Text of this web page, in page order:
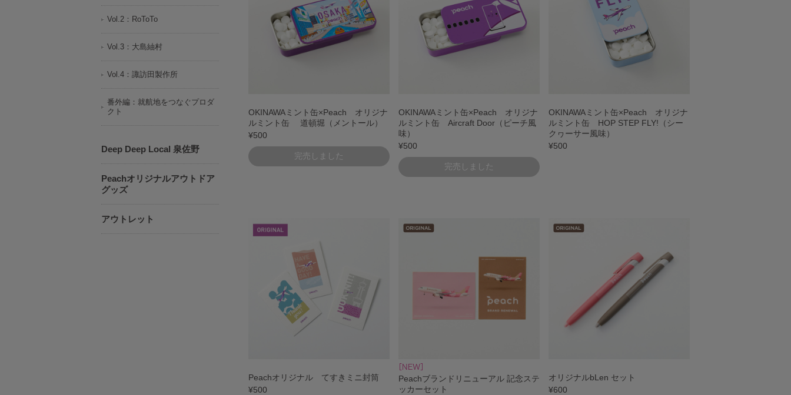
Vol.2：RoToTo
Vol.3：大島紬村
Vol.4：諏訪田製作所
番外編：就航地をつなぐプロダ
クト
Deep Deep Local 泉佐野
Peachオリジナルアウトドア
グッズ
アウトレット
OKINAWAミント缶×Peach オリジナ
ルミント缶 道頓堀（メントール）
¥500
完売しました
OKINAWAミント缶×Peach オリジナ
ルミント缶 Aircraft Door（ピーチ風
味）
¥500
完売しました
OKINAWAミント缶×Peach オリジナ
ルミント缶 HOP STEP FLY!（シー
クヮーサー風味）
¥500
Peachオリジナル てすきミニ封筒
¥500
Peachブランドリニューアル 記念ステ
ッカーセット
オリジナルbLen セット
¥600